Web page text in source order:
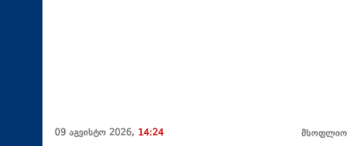
09 აგვისტო 2026, 14:24 მსოფლიო